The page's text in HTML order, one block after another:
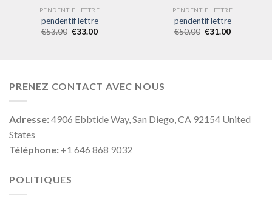
PENDENTIF LETTRE
pendentif lettre
€53.00 €33.00
PENDENTIF LETTRE
pendentif lettre
€50.00 €31.00
PRENEZ CONTACT AVEC NOUS
Adresse:4906 Ebbtide Way, San Diego, CA 92154 United
States
Téléphone: +1 646 868 9032
POLITIQUES